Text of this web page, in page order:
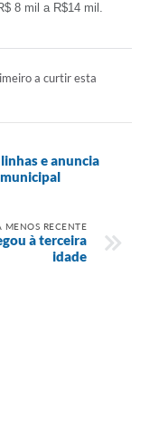
8 mil a R$14 mil.
a curtir esta
e anuncia
MENOS RECENTE
à terceira
idade